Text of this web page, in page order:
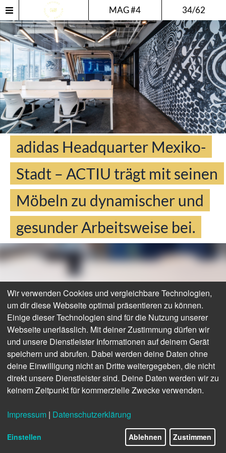
MAG #4 34/62
adidas Headquarter Mexiko-
Stadt – ACTIU trägt mit seinen
Möbeln zu dynamischer und
gesunder Arbeitsweise bei.
Wir verwenden Cookies und vergleichbare Technologien,
um dir diese Webseite optimal präsentieren zu können.
Einige dieser Technologien sind für die Nutzung unserer
Webseite unerlässlich. Mit deiner Zustimmung dürfen wir
und unsere Dienstleister Informationen auf deinem Gerät
speichern und abrufen. Dabei werden deine Daten ohne
deine Einwilligung nicht an Dritte weitergegeben, die nicht
direkt unsere Dienstleister sind. Deine Daten werden wir zu
keinem Zeitpunkt für kommerzielle Zwecke verwenden.
Impressum | Datenschutzerklärung
Einstellen Ablehnen Zustimmen